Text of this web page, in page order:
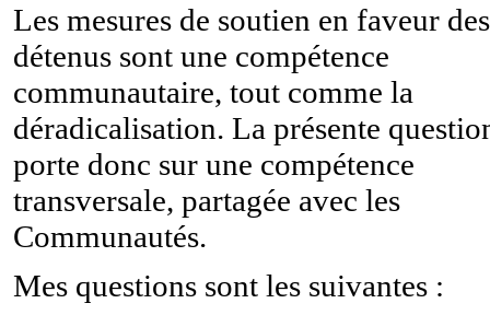
Les mesures de soutien en faveur des
détenus sont une compétence
communautaire, tout comme la
déradicalisation. La présente
porte donc sur une compétence
transversale, partagée avec les
Communautés.
Mes questions sont les suivantes :